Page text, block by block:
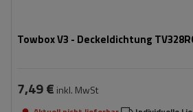
Towbox V3 - Deckeldichtung
7,49 € inkl. MwSt